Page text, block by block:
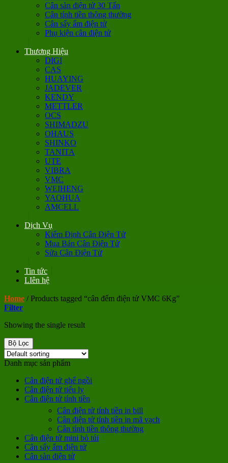
Cân sàn điện tử 30 Tấn
Cân tính tiền thông thường
Cân sấy ẩm điện tử
Phụ kiện cân điện tử
Thương Hiệu
DIGI
CAS
HUAYING
JADEVER
KENDY
METTLER
OCS
SHIMADZU
OHAUS
SHINKO
TANITA
UTE
VIBRA
VMC
WEIHENG
YAOHUA
AMCELL
Dịch Vụ
Kiểm Định Cân Điện Tử
Mua Bán Cân Điện Tử
Sửa Cân Điện Tử
Tin tức
LIên hệ
Home /Products tagged “cân đếm điện tử VMC 6Kg”
Filter
Showing the single result
Bộ Lọc
Danh mục sản phẩm
Cân điện tử ghế ngồi
Cân điện tử tiểu ly
Cân điện tử tính tiền
Cân điện tử tính tiền in bill
Cân điện tử tính tiền in mã vạch
Cân tính tiền thông thường
Cân điện tử mini bỏ túi
Cân sấy ẩm điện tử
Cân sàn điện tử